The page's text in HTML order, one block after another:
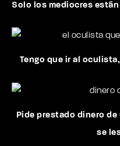
Solo los mediocres
Tengo que ir al
Pide prestado dinero
se